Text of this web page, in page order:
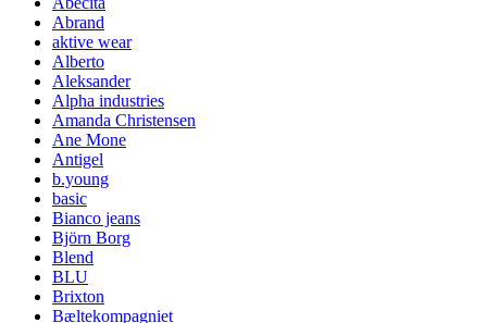
Abrand
aktive wear
Alberto
Aleksander
Alpha industries
Amanda Christensen
Ane Mone
Antigel
b.young
basic
Bianco jeans
Björn Borg
Blend
BLU
Brixton
Bæltekompagniet